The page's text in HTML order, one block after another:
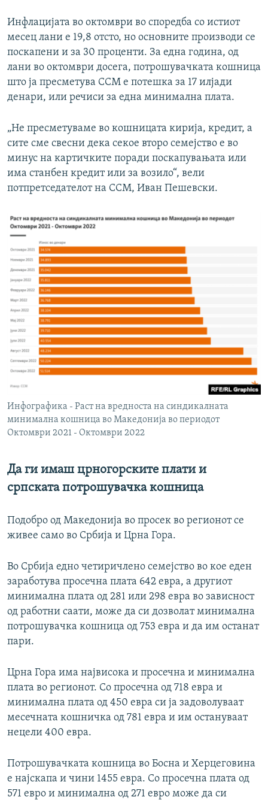
Инфлацијата во октомври во споредба со истиот
месец лани е 19,8 отсто, но основните производи се
поскапени и за 30 проценти. За една година, од
лани во октомври досега, потрошувачката кошница
што ја пресметува ССМ е потешка за 17 илјади
денари, или речиси за една минимална плата.
„Не пресметуваме во кошницата кирија, кредит, а
сите сме свесни дека секое второ семејство е во
минус на картичките поради поскапувањата или
има станбен кредит или за возило“, вели
потпретседателот на ССМ, Иван Пешевски.
Инфографика - Раст на вредноста на синдикалната
минимална кошница во Македонија во периодот
Октомври 2021 - Октомври 2022
Да ги имаш црногорските плати и
српската потрошувачка кошница
Подобро од Македонија во просек во регионот се
живее само во Србија и Црна Гора.
Во Србија едно четиричлено семејство во кое еден
заработува просечна плата 642 евра, а другиот
минимална плата од 281 или 298 евра во зависност
од работни саати, може да си дозволат минимална
потрошувачка кошница од 753 евра и да им останат
пари.
Црна Гора има највисока и просечна и минимална
плата во регионот. Со просечна од 718 евра и
минимална плата од 450 евра си ја задоволуваат
месечната кошничка од 781 евра и им остануваат
нецели 400 евра.
Потрошувачката кошница во Босна и Херцеговина
е најскапа и чини 1455 евра. Со просечна плата од
571 евро и минимална од 271 евро може да си